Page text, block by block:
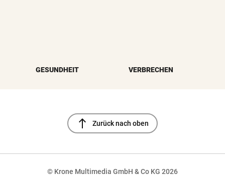
GESUNDHEIT VERBRECHEN
north Zurück nach oben
© Krone Multimedia GmbH & Co KG 2026